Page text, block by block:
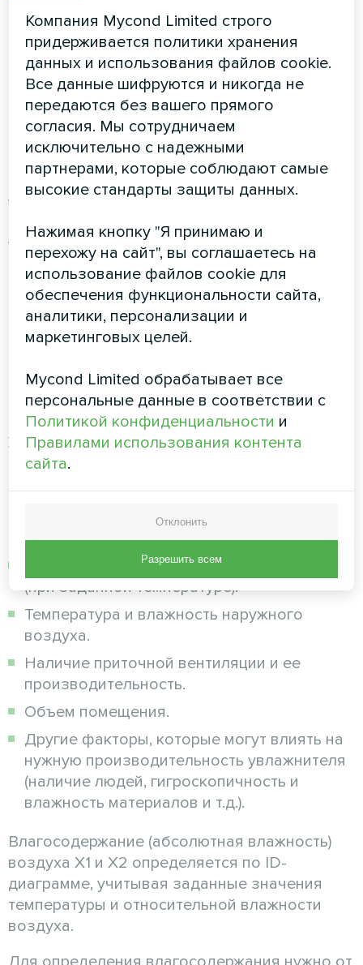
испаряется и поступает в воздушный канал,
откуда приточно-вытяжная установка
разносит ее по всем помещениям.
Встроенная автоматика контролирует весь
процесс и следит, чтобы он был безопасным
для пользователей.
Также, следует обратить внимание на то, что
увлажнитель лучше монтировать
одновременно с приточно-вытяжной
установкой, поскольку потом его монтаж
будет сложнее и обойдется дороже.
На какие параметры следует
обратить внимание при
выборе увлажнителя
воздуха?
Увлажнители имеют разную
производительность и для каждого объекта
следующие основные параметры:
Нужная влажность воздуха в помещении
(при заданной температуре).
Температура и влажность наружного
воздуха.
Наличие приточной вентиляции и ее
производительность.
Объем помещения.
Другие факторы, которые могут влиять на
нужную производительность увлажнителя
(наличие людей, гигроскопичность и
влажность материалов и т.д.).
Влагосодержание (абсолютная влажность)
воздуха Х1 и Х2 определяется по ID-
диаграмме, учитывая заданные значения
температуры и относительной влажности
воздуха.
Компания Mycond Limited строго
придерживается политики хранения
данных и использования файлов cookie.
Все данные шифруются и никогда не
передаются без вашего прямого
согласия. Мы сотрудничаем
исключительно с надежными
партнерами, которые соблюдают самые
высокие стандарты защиты данных.
Нажимая кнопку "Я принимаю и
перехожу на сайт", вы соглашаетесь на
использование файлов cookie для
обеспечения функциональности сайта,
аналитики, персонализации и
маркетинговых целей.
Mycond Limited обрабатывает все
персональные данные в соответствии с
Политикой конфиденциальности и
Правилами использования контента
сайта.
Отклонить
Разрешить всем